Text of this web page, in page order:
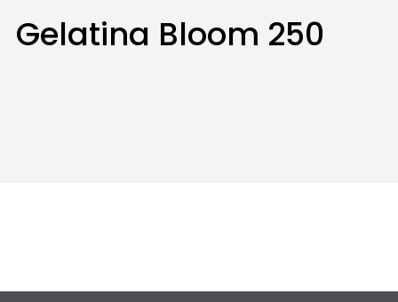
Gelatina Bloom 250